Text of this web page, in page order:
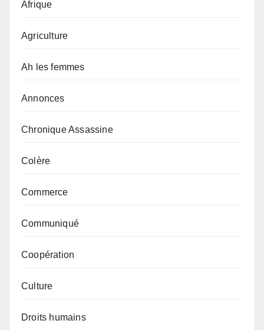
Afrique
Agriculture
Ah les femmes
Annonces
Chronique Assassine
Colère
Commerce
Communiqué
Coopération
Culture
Droits humains